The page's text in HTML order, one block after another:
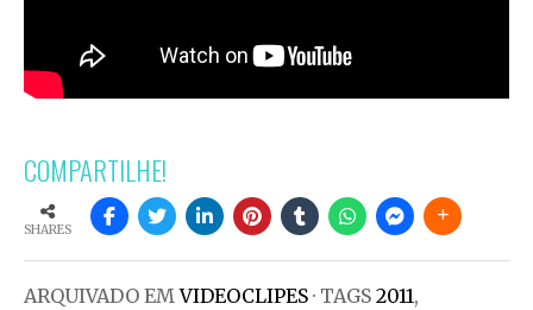
COMPARTILHE!
SHARES
ARQUIVADO EMVIDEOCLIPES · TAGS 2011,